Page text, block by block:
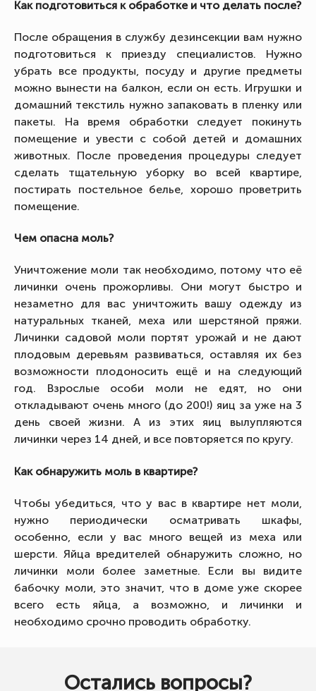
Как подготовиться к обработке и что делать после?
После обращения в службу дезинсекции вам нужно
подготовиться к приезду специалистов. Нужно
убрать все продукты, посуду и другие предметы
можно вынести на балкон, если он есть. Игрушки и
домашний текстиль нужно запаковать в пленку или
пакеты. На время обработки следует покинуть
помещение и увести с собой детей и домашних
животных. После проведения процедуры следует
сделать тщательную уборку во всей квартире,
постирать постельное белье, хорошо проветрить
помещение.
Чем опасна моль?
Уничтожение моли так необходимо, потому что её
личинки очень прожорливы. Они могут быстро и
незаметно для вас уничтожить вашу одежду из
натуральных тканей, меха или шерстяной пряжи.
Личинки садовой моли портят урожай и не дают
плодовым деревьям развиваться, оставляя их без
возможности плодоносить ещё и на следующий
год. Взрослые особи моли не едят, но они
откладывают очень много (до 200!) яиц за уже на 3
день своей жизни. А из этих яиц вылупляются
личинки через 14 дней, и все повторяется по кругу.
Как обнаружить моль в квартире?
Чтобы убедиться, что у вас в квартире нет моли,
нужно периодически осматривать шкафы,
особенно, если у вас много вещей из меха или
шерсти. Яйца вредителей обнаружить сложно, но
личинки моли более заметные. Если вы видите
бабочку моли, это значит, что в доме уже скорее
всего есть яйца, а возможно, и личинки и
необходимо срочно проводить обработку.
Остались вопросы?